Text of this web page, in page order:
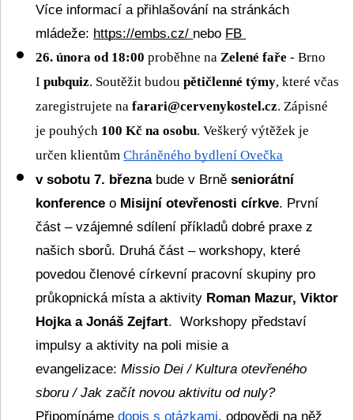
Více informací a přihlašování na stránkách
mládeže: https://embs.cz/ nebo FB
26. února od 18:00 proběhne na Zelené faře - Brno
I pubquiz. Soutěžit budou pětičlenné týmy, které včas
zaregistrujete na farari@cervenykostel.cz. Zápisné
je pouhých 100 Kč na osobu. Veškerý výtěžek je
určen klientům Chráněného bydlení Ovečka
v sobotu 7. března bude v Brně seniorátní
konference o Misijní otevřenosti církve. První
část – vzájemné sdílení příkladů dobré praxe z
našich sborů. Druhá část – workshopy, které
povedou členové církevní pracovní skupiny pro
průkopnická místa a aktivity Roman Mazur, Viktor
Hojka a Jonáš Zejfart.  Workshopy představí
impulsy a aktivity na poli misie a
evangelizace: Missio Dei / Kultura otevřeného
sboru / Jak začít novou aktivitu od nuly?
Připomínáme dopis s otázkami, odpovědi na něž